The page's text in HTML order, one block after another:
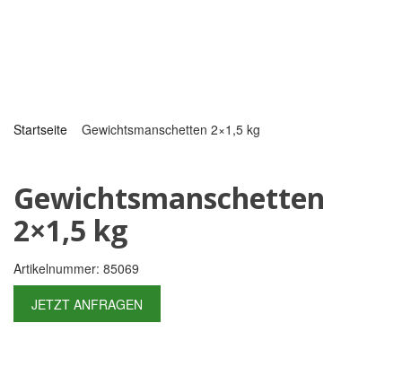
Startseite Gewichtsmanschetten 2×1,5 kg
Gewichtsmanschetten
2×1,5 kg
Artikelnummer: 85069
JETZT ANFRAGEN